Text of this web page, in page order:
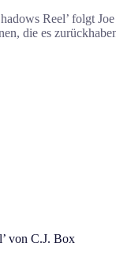
Reel’ folgt
die es
von C.J. Box